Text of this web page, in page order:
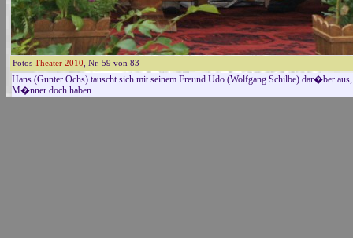
Fotos Theater 2010 , Nr. 59 von 83
Hans (Gunter Ochs) tauscht sich mit seinem Freund Udo (Wolfgang Schilbe) dar�ber
M�nner doch haben